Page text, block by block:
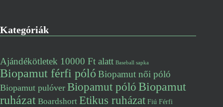
Kategóriák
Ajándékötletek 10000 Ft alatt Baseball sapka
Biopamut férfi póló Biopamut női póló
Biopamut pulóver Biopamut pólóBiopamut
ruházat Boardshort Etikus ruházat Fiú Férfi